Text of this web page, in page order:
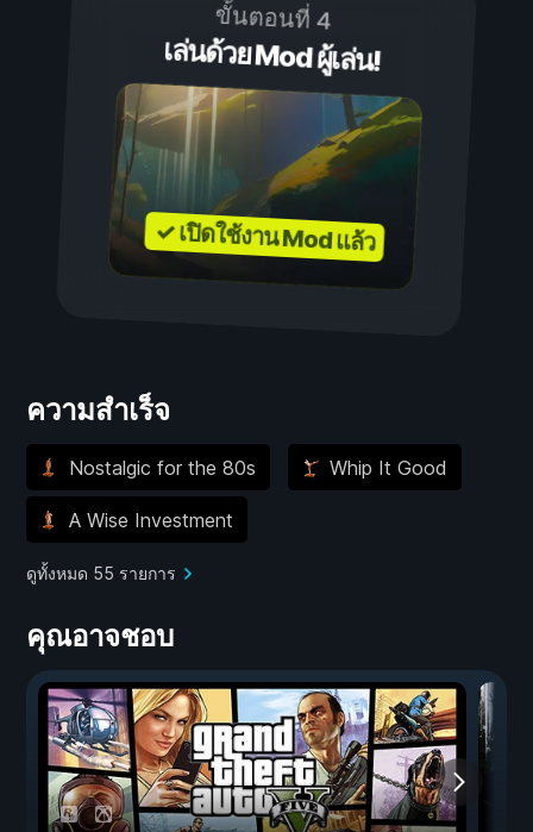
ขั้นตอนที่ 4
เล่นด้วย Mod ผู้เล่น!
✓ เปิดใช้งาน Mod แล้ว
ความสำเร็จ
Nostalgic for the 80s Whip It Good
A Wise Investment
ดูทั้งหมด 55 รายการ
คุณอาจชอบ